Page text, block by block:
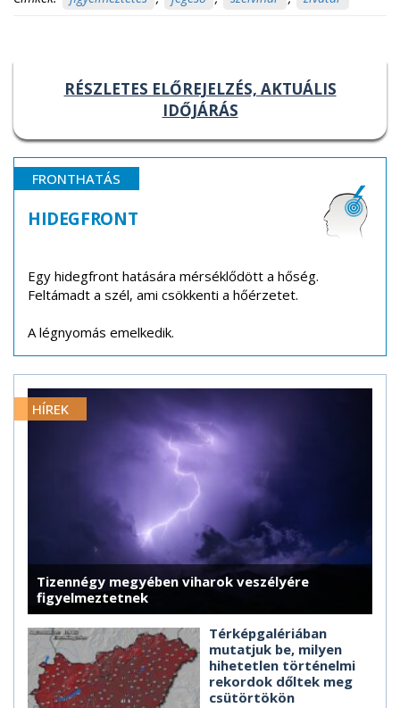
RÉSZLETES ELŐREJELZÉS, AKTUÁLIS
IDŐJÁRÁS
FRONTHATÁS
HIDEGFRONT
Egy hidegfront hatására mérséklődött a hőség.
Feltámadt a szél, ami csökkenti a hőérzetet.
A légnyomás emelkedik.
HÍREK
Tizennégy megyében viharok veszélyére
figyelmeztetnek
Térképgalériában
mutatjuk be, milyen
hihetetlen történelmi
rekordok dőltek meg
csütörtökön